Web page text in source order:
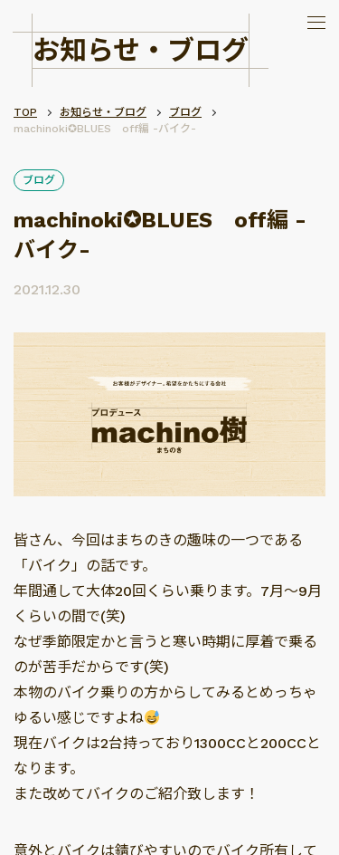
お知らせ・ブログ
TOP お知らせ・ブログ
ブログ
machinoki✪BLUES off編 -バイク-
machinoki✪BLUES off編 -
バイク-
ブログ
2021.12.30
皆さん、今回はまちのきの趣味の一つである
「バイク」の話です。
年間通して大体20回くらい乗ります。7月～9月
くらいの間で(笑)
なぜ季節限定かと言うと寒い時期に厚着で乗る
のが苦手だからです(笑)
本物のバイク乗りの方からしてみるとめっちゃ
ゆるい感じですよね
現在バイクは2台持っており1300CCと200CCと
なります。
また改めてバイクのご紹介致します！
意外とバイクは錆びやすいのでバイク所有して